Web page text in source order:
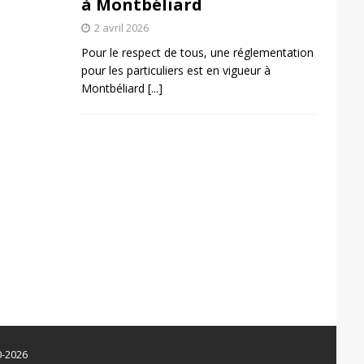
à Montbéliard
2 avril 2026
Pour le respect de tous, une réglementation
pour les particuliers est en vigueur à
Montbéliard [...]
2026